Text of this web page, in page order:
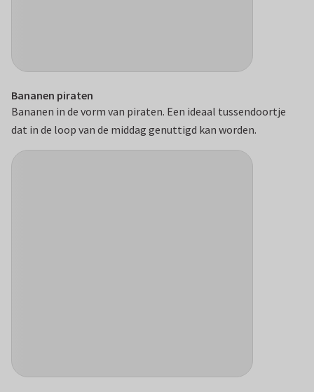
Bananen piraten
Bananen in de vorm van piraten. Een ideaal tussendoortje
dat in de loop van de middag genuttigd kan worden.